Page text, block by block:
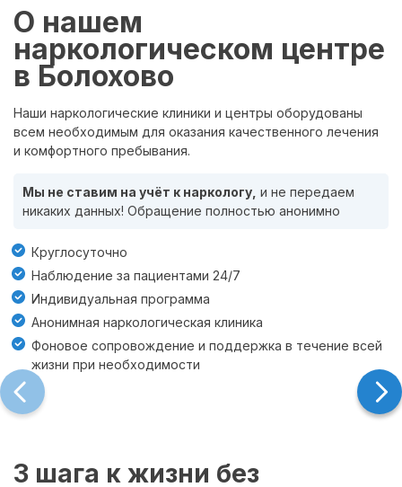
О нашем
наркологическом центре
в Болохово
Наши наркологические клиники и центры оборудованы
всем необходимым для оказания качественного лечения
и комфортного пребывания.
Мы не ставим на учёт к наркологу, и не передаем
никаких данных! Обращение полностью анонимно
Круглосуточно
Наблюдение за пациентами 24/7
Индивидуальная программа
Анонимная наркологическая клиника
Фоновое сопровождение и поддержка в течение всей
жизни при необходимости
3 шага к жизни без